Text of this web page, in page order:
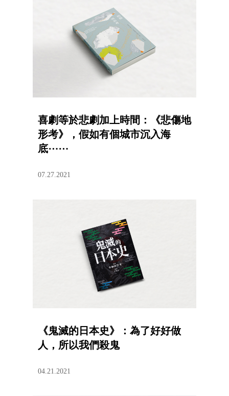
喜劇等於悲劇加上時間：《悲傷地
形考》，假如有個城市沉入海
底⋯⋯
07.27.2021
《鬼滅的日本史》：為了好好做
人，所以我們殺鬼
04.21.2021